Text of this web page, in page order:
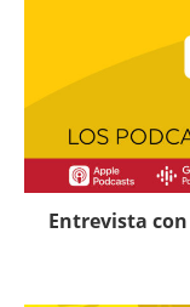
Entrevista